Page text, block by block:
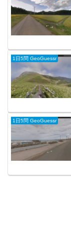
1日5問 GeoGuessr
1日5問 GeoGuessr